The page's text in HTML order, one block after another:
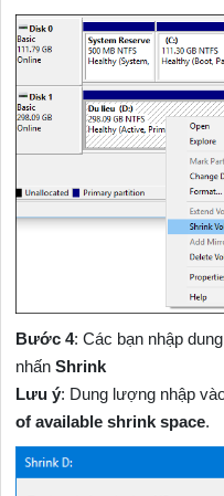
Bước 4: Các bạn nhập
nhấnShrink
Lưu ý: Dung lượng nhập
of available shrink space.